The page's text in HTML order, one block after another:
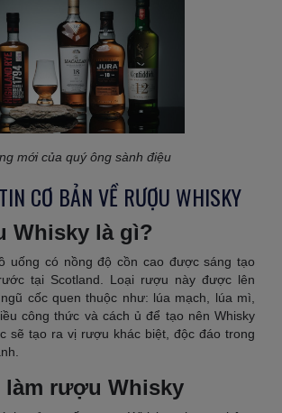
mới của quý ông sành điệu
CƠ BẢN VỀ RƯỢU WHISKY
Whisky là gì?
uống có nồng độ cồn cao được sáng tạo
tại Scotland. Loại rượu này được lên
cốc quen thuộc như: lúa mạch, lúa mì,
công thức và cách ủ để tạo nên Whisky
sẽ tạo ra vị rượu khác biệt, độc đáo trong
làm rượu Whisky